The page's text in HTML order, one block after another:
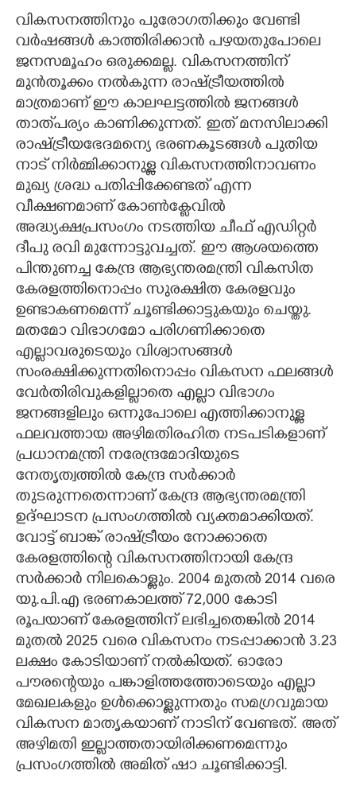
വികസനത്തിനും പുരോഗതിക്കും വേണ്ടി
വർഷങ്ങൾ കാത്തിരിക്കാൻ പഴയതുപോലെ
ജനസമൂഹം ഒരുക്കമല്ല. വികസനത്തിന്
മുൻതൂക്കം നൽകുന്ന രാഷ്ട്രീയത്തിൽ
മാത്രമാണ് ഈ കാലഘട്ടത്തിൽ ജനങ്ങൾ
താത്‌പര്യം കാണിക്കുന്നത്. ഇത് മനസിലാക്കി
രാഷ്ട്രീയഭേദമന്യെ ഭരണകൂടങ്ങൾ പുതിയ
നാട് നിർമ്മിക്കാനുള്ള വികസനത്തിനാവണം
മുഖ്യ ശ്രദ്ധ പതിപ്പിക്കേണ്ടത് എന്ന
വീക്ഷണമാണ് കോൺക്ളേവിൽ
അദ്ധ്യക്ഷപ്രസംഗം നടത്തിയ ചീഫ് എഡിറ്റർ
ദീപു രവി മുന്നോട്ടുവച്ചത്. ഈ ആശയത്തെ
പിന്തുണച്ച കേന്ദ്ര ആഭ്യന്തരമന്ത്രി വികസിത
കേരളത്തിനൊപ്പം സുരക്ഷിത കേരളവും
ഉണ്ടാകണമെന്ന് ചൂണ്ടിക്കാട്ടുകയും ചെയ്തു.
മതമോ വിഭാഗമോ പരിഗണിക്കാതെ
എല്ലാവരുടെയും വിശ്വാസങ്ങൾ
സംരക്ഷിക്കുന്നതിനൊപ്പം വികസന ഫലങ്ങൾ
വേർതിരിവുകളില്ലാതെ എല്ലാ വിഭാഗം
ജനങ്ങളിലും ഒന്നുപോലെ എത്തിക്കാനുള്ള
ഫലവത്തായ അഴിമതിരഹിത നടപടികളാണ്
പ്രധാനമന്ത്രി നരേന്ദ്രമോദിയുടെ
നേതൃത്വത്തിൽ കേന്ദ്ര സർക്കാർ
തുടരുന്നതെന്നാണ് കേന്ദ്ര ആഭ്യന്തരമന്ത്രി
ഉദ്ഘാടന പ്രസംഗത്തിൽ വ്യക്തമാക്കിയത്.
വോട്ട് ബാങ്ക് രാഷ്ട്രീയം നോക്കാതെ
കേരളത്തിന്റെ വികസനത്തിനായി കേന്ദ്ര
സർക്കാർ നിലകൊള്ളും. 2004 മുതൽ 2014 വരെ
യു.പി.എ ഭരണകാലത്ത് 72,000 കോടി
രൂപയാണ് കേരളത്തിന് ലഭിച്ചതെങ്കിൽ 2014
മുതൽ 2025 വരെ വികസനം നടപ്പാക്കാൻ 3.23
ലക്ഷം കോടിയാണ് നൽകിയത്. ഓരോ
പൗരന്റെയും പങ്കാളിത്തത്തോടെയും എല്ലാ
മേഖലകളും ഉൾക്കൊള്ളുന്നതും സമഗ്രവുമായ
വികസന മാതൃകയാണ് നാടിന് വേണ്ടത്. അത്
അഴിമതി ഇല്ലാത്തതായിരിക്കണമെന്നും
പ്രസംഗത്തിൽ അമിത് ഷാ ചൂണ്ടിക്കാട്ടി.